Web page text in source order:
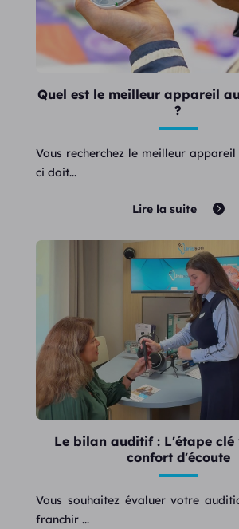
Quel est le meilleur appareil
?
Vous recherchez le meilleur
ci doit...
Lire la suite
Le bilan auditif : L'étape clé
confort d'écoute
Vous souhaitez évaluer votre
franchir ...